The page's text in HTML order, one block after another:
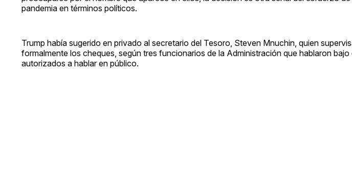
pandemia en términos políticos.
Trump había sugerido en privado al secretario del Tesoro, Steven Mnuchin, quien
formalmente los cheques, según tres funcionarios de la Administración que hablaron
autorizados a hablar en público.